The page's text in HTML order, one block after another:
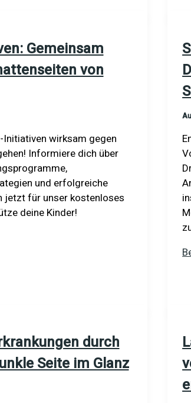
Gemeinsam
von
Initiativen wirksam gegen
Informiere dich über
und erfolgreiche
jetzt für unser kostenloses
deine Kinder!
durch
Seite im Glanz